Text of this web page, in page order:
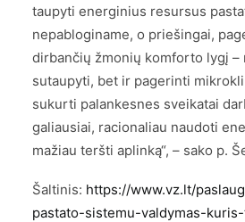
taupyti energinius resursus
nepabloginame, o priešingai,
dirbančių žmonių komforto lygį –
sutaupyti, bet ir pagerinti
sukurti palankesnes sveikatai
galiausiai, racionaliau naudoti
mažiau teršti aplinką“, – sako p.
Šaltinis: https://www.vz.lt/
pastato-sistemu-valdymas-